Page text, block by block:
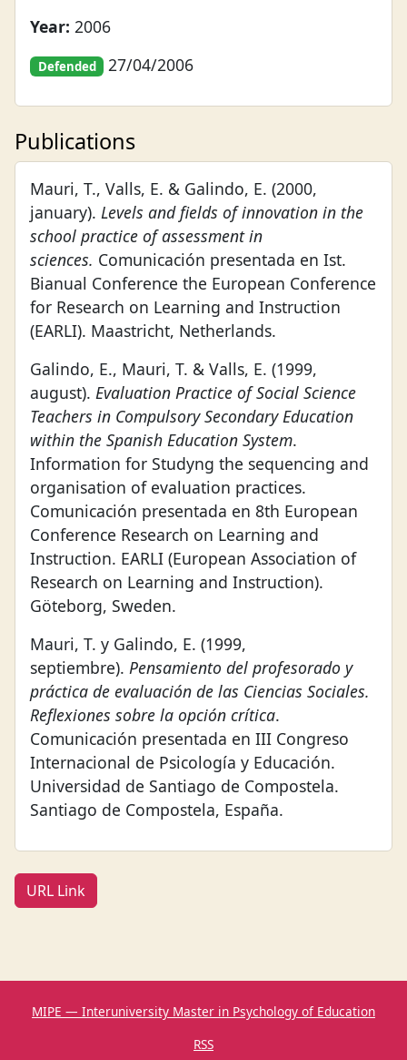
Year: 2006
Defended 27/04/2006
Publications
Mauri, T., Valls, E. & Galindo, E. (2000,
january). Levels and fields of innovation in the
school practice of assessment in
sciences. Comunicación presentada en Ist.
Bianual Conference the European Conference
for Research on Learning and Instruction
(EARLI). Maastricht, Netherlands.
Galindo, E., Mauri, T. & Valls, E. (1999,
august). Evaluation Practice of Social Science
Teachers in Compulsory Secondary Education
within the Spanish Education System.
Information for Studyng the sequencing and
organisation of evaluation practices.
Comunicación presentada en 8th European
Conference Research on Learning and
Instruction. EARLI (European Association of
Research on Learning and Instruction).
Göteborg, Sweden.
Mauri, T. y Galindo, E. (1999,
septiembre). Pensamiento del profesorado y
práctica de evaluación de las Ciencias Sociales.
Reflexiones sobre la opción crítica.
Comunicación presentada en III Congreso
Internacional de Psicología y Educación.
Universidad de Santiago de Compostela.
Santiago de Compostela, España.
URL Link
MIPE — Interuniversity Master in Psychology of Education
RSS